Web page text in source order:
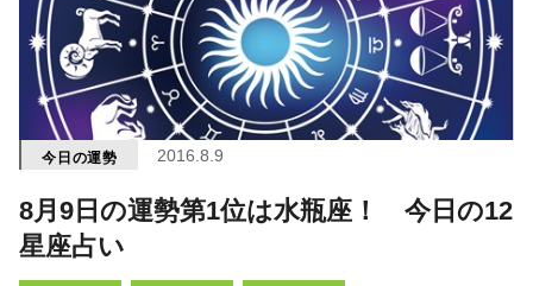
今日の運勢 2016.8.9
8月9日の運勢第1位は水瓶座！ 今日の12
星座占い